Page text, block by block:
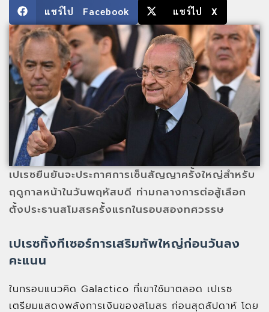
แชร์ไป Facebook แชร์ไป X
เปเรซยืนยันจะประกาศการเซ็นสัญญาครั้งใหญ่สำหรับ
ฤดูกาลหน้าในวันพฤหัสบดี ท่ามกลางการต่อสู้เลือก
ตั้งประธานสโมสรครั้งแรกในรอบสองทศวรรษ
เปเรซทิ้งทีเซอร์การเสริมทัพใหญ่ก่อนวันลง
คะแนน
ในกรอบแนวคิด Galactico ที่เขาใช้มาตลอด เปเรซ
เตรียมแสดงพลังการเงินของสโมสร ก่อนสุดสัปดาห์ โดย